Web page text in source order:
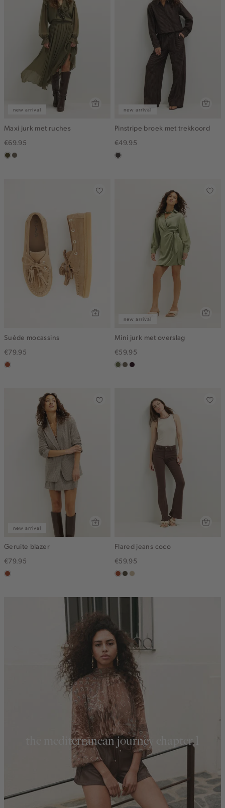
new arrival
Maxi jurk met ruches
€69.95
groen,
middenbruin
new arrival
Pinstripe broek met trekkoord
€49.95
choco
Suède mocassins
€79.95
bruin
new arrival
Mini jurk met overslag
€59.95
groen,
middenbruin
bordeaux,
new arrival
Geruite blazer
€79.95
bruin
Flared jeans coco
€59.95
bruin
donkerkhaki
lichtzand
the mediterranean journey chapter 1